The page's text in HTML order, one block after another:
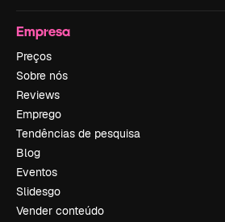
Empresa
Preços
Sobre nós
Reviews
Emprego
Tendências de pesquisa
Blog
Eventos
Slidesgo
Vender conteúdo